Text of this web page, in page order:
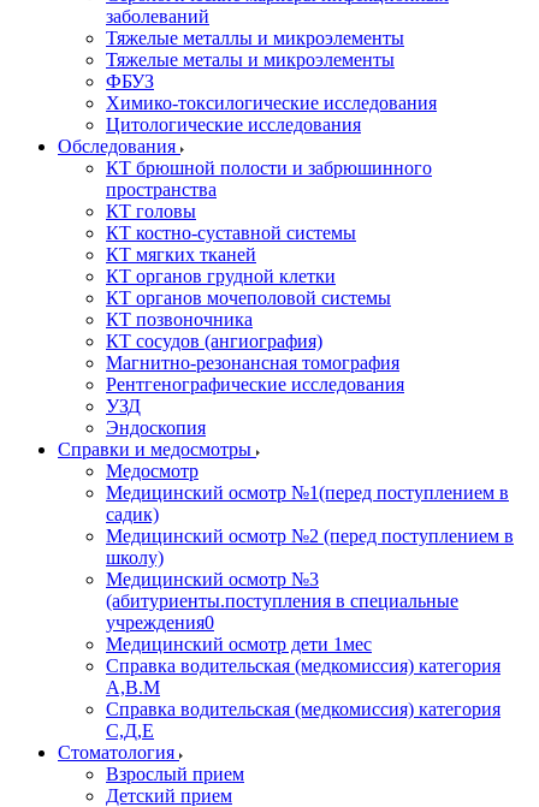
заболеваний
Тяжелые металлы и микроэлементы
Тяжелые металы и микроэлементы
ФБУЗ
Химико-токсилогические исследования
Цитологические исследования
Обследования
КТ брюшной полости и забрюшинного
пространства
КТ головы
КТ костно-суставной системы
КТ мягких тканей
КТ органов грудной клетки
КТ органов мочеполовой системы
КТ позвоночника
КТ сосудов (ангиография)
Магнитно-резонансная томография
Рентгенографические исследования
УЗД
Эндоскопия
Справки и медосмотры
Медосмотр
Медицинский осмотр №1(перед поступлением в
садик)
Медицинский осмотр №2 (перед поступлением в
школу)
Медицинский осмотр №3
(абитуриенты.поступления в специальные
учреждения0
Медицинский осмотр дети 1мес
Справка водительская (медкомиссия) категория
А,В.М
Справка водительская (медкомиссия) категория
С,Д,Е
Стоматология
Взрослый прием
Детский прием